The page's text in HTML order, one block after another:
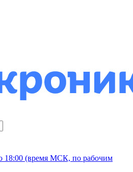
18:00 (время МСК, по рабочим